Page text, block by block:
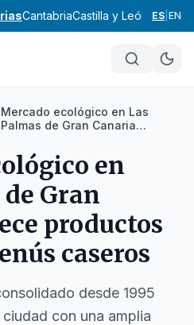
CantabriaCastilla y León ES EN
Mercado ecológico en Las
Palmas de Gran Canaria
menús caseros
en
Gran
productos
caseros
desde 1995
con una amplia